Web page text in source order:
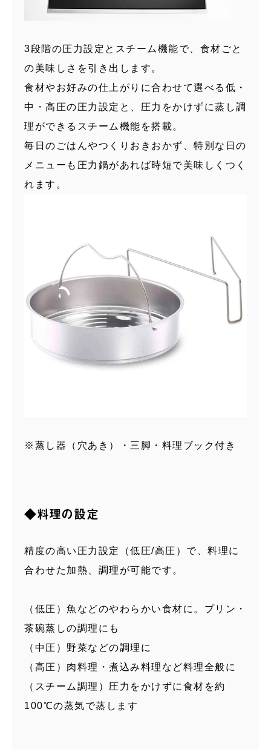
3段階の圧力設定とスチーム機能で、 食材ごと
の美味しさを引き出します。
食材やお好みの仕上がりに合わせて選べる低・
中・高圧の圧力設定と、圧力をかけずに蒸し調
理ができるスチーム機能を搭載。
毎日のごはんやつくりおきおかず、特別な日の
メニューも圧力鍋があれば時短で美味しくつく
れます。
※蒸し器（穴あき）・三脚・料理ブック付き
◆料理の設定
精度の高い圧力設定（低圧/高圧）で、料理に
合わせた加熱、調理が可能です。
（低圧）魚などのやわらかい食材に。プリン・
茶碗蒸しの調理にも
（中圧）野菜などの調理に
（高圧）肉料理・煮込み料理など料理全般に
（スチーム調理）圧力をかけずに食材を約
100℃の蒸気で蒸します